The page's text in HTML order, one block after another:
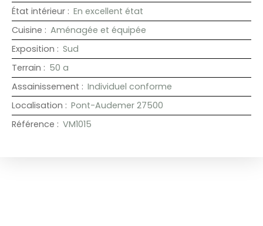
État intérieur : En excellent état
Cuisine : Aménagée et équipée
Exposition : Sud
Terrain : 50 a
Assainissement : Individuel conforme
Localisation : Pont-Audemer 27500
Référence : VM1015